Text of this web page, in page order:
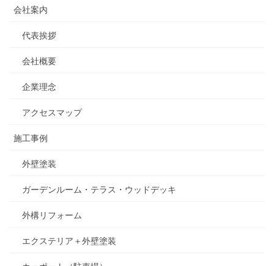
会社案内
代表挨拶
会社概要
企業理念
アクセスマップ
施工事例
外壁塗装
ガーデンルーム・テラス・ウッドデッキ
外構リフォーム
エクステリア＋外壁塗装